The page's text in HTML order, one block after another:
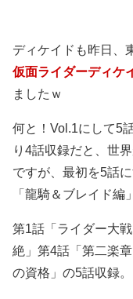
ディケイドも昨日、
仮面ライダーディケ
ましたｗ
何と！Vol.1にして5
り4話収録だと、世
ですが、最初を5話
「龍騎＆ブレイド
第1話「ライダー大
絶」第4話「第二楽
の資格」の5話収録。